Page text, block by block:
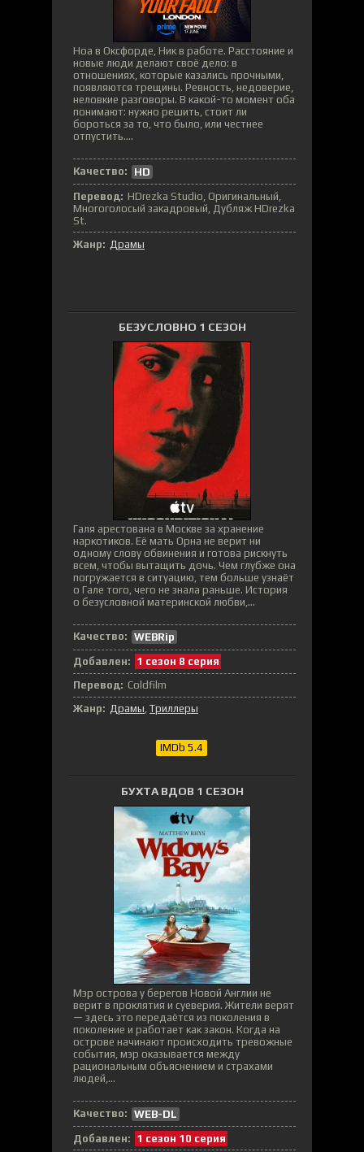
Ноа в Оксфорде, Ник в работе. Расстояние и
новые люди делают своё дело: в
отношениях, которые казались прочными,
появляются трещины. Ревность, недоверие,
неловкие разговоры. В какой-то момент оба
понимают: нужно решить, стоит ли
бороться за то, что было, или честнее
отпустить....
Качество:
HD
Перевод: HDrezka Studio, Оригинальный,
Многоголосый закадровый, Дубляж HDrezka
St.
Жанр: Драмы
БЕЗУСЛОВНО 1 СЕЗОН
IMDb 5.4
Галя арестована в Москве за хранение
наркотиков. Её мать Орна не верит ни
одному слову обвинения и готова рискнуть
всем, чтобы вытащить дочь. Чем глубже она
погружается в ситуацию, тем больше узнаёт
о Гале того, чего не знала раньше. История
о безусловной материнской любви,...
Качество: WEBRip
Добавлен: 1 сезон 8 серия
Перевод: Coldfilm
Жанр: Драмы, Триллеры
БУХТА ВДОВ 1 СЕЗОН
Мэр острова у берегов Новой Англии не
верит в проклятия и суеверия. Жители верят
— здесь это передаётся из поколения в
поколение и работает как закон. Когда на
острове начинают происходить тревожные
события, мэр оказывается между
рациональным объяснением и страхами
людей,...
Качество: WEB-DL
Добавлен: 1 сезон 10 серия